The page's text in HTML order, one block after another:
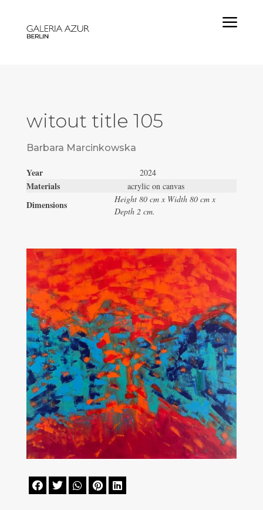
a
witout title 105
Barbara Marcinkowska
Year 2024
Materials acrylic on canvas
Dimensions
Height 80 cm x Width 80 cm x
Depth 2 cm.
    